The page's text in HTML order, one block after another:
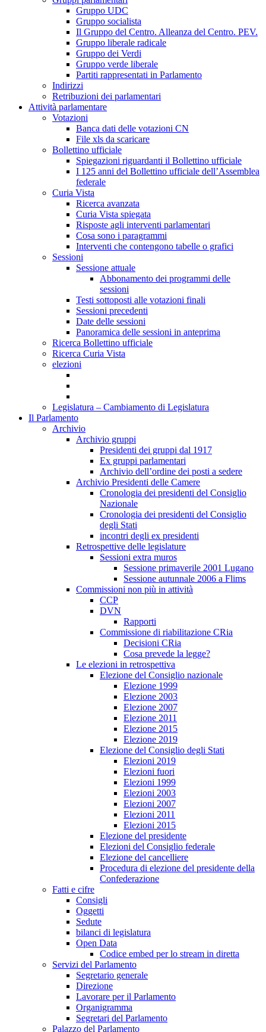
Gruppo UDC
Gruppo socialista
Il Gruppo del Centro. Alleanza del Centro. PEV.
Gruppo liberale radicale
Gruppo dei Verdi
Gruppo verde liberale
Partiti rappresentati in Parlamento
Indirizzi
Retribuzioni dei parlamentari
Attività parlamentare
Votazioni
Banca dati delle votazioni CN
File xls da scaricare
Bollettino ufficiale
Spiegazioni riguardanti il Bollettino ufficiale
I 125 anni del Bollettino ufficiale dell’Assemblea
federale
Curia Vista
Ricerca avanzata
Curia Vista spiegata
Risposte agli interventi parlamentari
Cosa sono i paragrammi
Interventi che contengono tabelle o grafici
Sessioni
Sessione attuale
Abbonamento dei programmi delle
sessioni
Testi sottoposti alle votazioni finali
Sessioni precedenti
Date delle sessioni
Panoramica delle sessioni in anteprima
Ricerca Bollettino ufficiale
Ricerca Curia Vista
elezioni
Legislatura – Cambiamento di Legislatura
Il Parlamento
Archivio
Archivio gruppi
Presidenti dei gruppi dal 1917
Ex gruppi parlamentari
Archivio dell’ordine dei posti a sedere
Archivio Presidenti delle Camere
Cronologia dei presidenti del Consiglio
Nazionale
Cronologia dei presidenti del Consiglio
degli Stati
incontri degli ex presidenti
Retrospettive delle legislature
Sessioni extra muros
Sessione primaverile 2001 Lugano
Sessione autunnale 2006 a Flims
Commissioni non più in attività
CCP
DVN
Rapporti
Commissione di riabilitazione CRia
Decisioni CRia
Cosa prevede la legge?
Le elezioni in retrospettiva
Elezione del Consiglio nazionale
Elezione 1999
Elezione 2003
Elezione 2007
Elezione 2011
Elezione 2015
Elezione 2019
Elezione del Consiglio degli Stati
Elezioni 2019
Elezioni fuori
Elezioni 1999
Elezioni 2003
Elezioni 2007
Elezioni 2011
Elezioni 2015
Elezione del presidente
Elezioni del Consiglio federale
Elezione del cancelliere
Procedura di elezione del presidente della
Confederazione
Fatti e cifre
Consigli
Oggetti
Sedute
bilanci di legislatura
Open Data
Codice embed per lo stream in diretta
Servizi del Parlamento
Segretario generale
Direzione
Lavorare per il Parlamento
Organigramma
Segretari del Parlamento
Palazzo del Parlamento